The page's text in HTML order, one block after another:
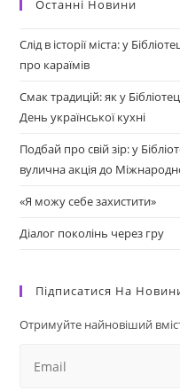
Останні Новини
Слід в історії міста: у
про караїмів
Смак традицій: як у
День української кухні
Подбай про свій зір: у
вулична акція до
«Я можу себе захистити»
Діалог поколінь через гру
Підписатися На
Отримуйте найновіший